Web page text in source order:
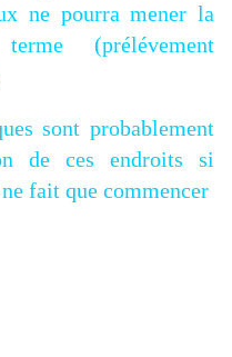
ne pourra mener la
(prélévement
sont probablement
de ces endroits si
fait que commencer